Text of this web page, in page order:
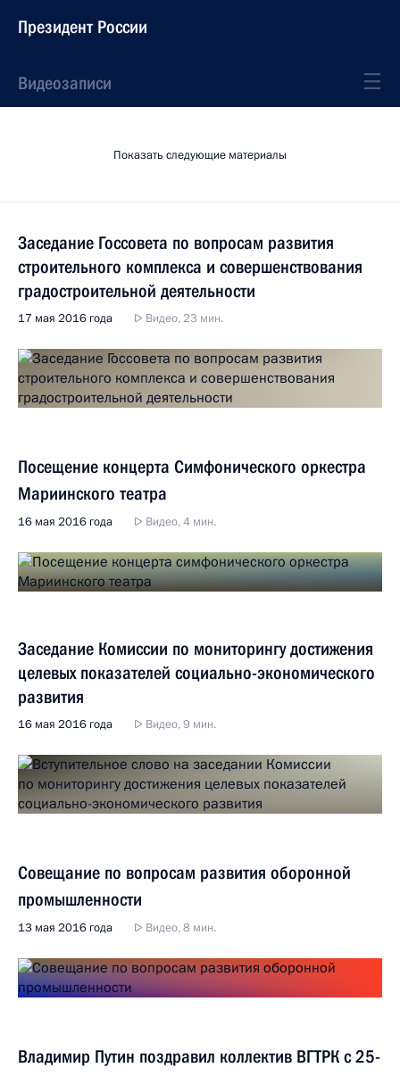
Президент России
Видеозаписи
Показать следующие материалы
Заседание Госсовета по вопросам развития
строительного комплекса и совершенствования
градостроительной деятельности
17 мая 2016 года Видео, 23 мин.
Посещение концерта Симфонического оркестра
Мариинского театра
16 мая 2016 года Видео, 4 мин.
Заседание Комиссии по мониторингу достижения
целевых показателей социально-экономического
развития
16 мая 2016 года Видео, 9 мин.
Совещание по вопросам развития оборонной
промышленности
13 мая 2016 года Видео, 8 мин.
Владимир Путин поздравил коллектив ВГТРК с 25-